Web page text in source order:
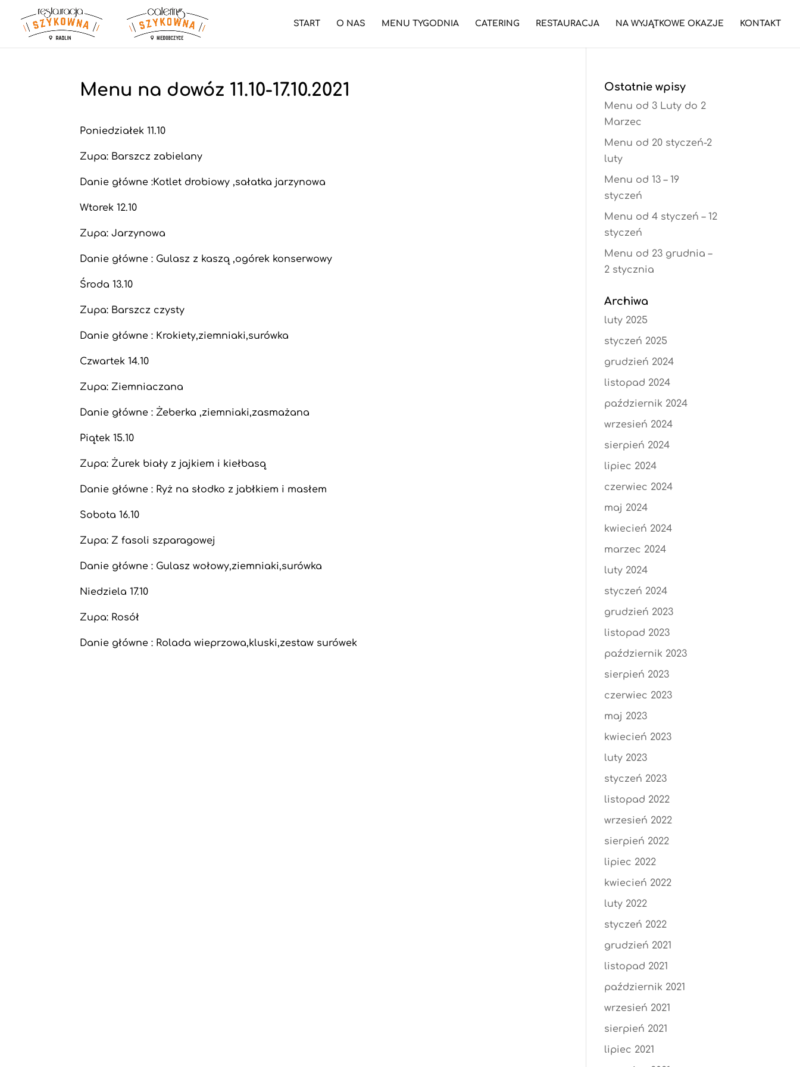
START O NAS MENU TYGODNIA CATERING RESTAURACJA NA WYJĄTKOWE OKAZJE KONTAKT
Menu na dowóz 11.10-17.10.2021
Poniedziałek 11.10
Zupa: Barszcz zabielany
Danie główne :Kotlet drobiowy ,sałatka jarzynowa
Wtorek 12.10
Zupa: Jarzynowa
Danie główne : Gulasz z kaszą ,ogórek konserwowy
Środa 13.10
Zupa: Barszcz czysty
Danie główne : Krokiety,ziemniaki,surówka
Czwartek 14.10
Zupa: Ziemniaczana
Danie główne : Żeberka ,ziemniaki,zasmażana
Piątek 15.10
Zupa: Żurek biały z jajkiem i kiełbasą
Danie główne : Ryż na słodko z jabłkiem i masłem
Sobota 16.10
Zupa: Z fasoli szparagowej
Danie główne : Gulasz wołowy,ziemniaki,surówka
Niedziela 17.10
Zupa: Rosół
Danie główne : Rolada wieprzowa,kluski,zestaw surówek
Ostatnie wpisy
Menu od 3 Luty do 2
Marzec
Menu od 20 styczeń-2
luty
Menu od 13 – 19
styczeń
Menu od 4 styczeń – 12
styczeń
Menu od 23 grudnia –
2 stycznia
Archiwa
luty 2025
styczeń 2025
grudzień 2024
listopad 2024
październik 2024
wrzesień 2024
sierpień 2024
lipiec 2024
czerwiec 2024
maj 2024
kwiecień 2024
marzec 2024
luty 2024
styczeń 2024
grudzień 2023
listopad 2023
październik 2023
sierpień 2023
czerwiec 2023
maj 2023
kwiecień 2023
luty 2023
styczeń 2023
listopad 2022
wrzesień 2022
sierpień 2022
lipiec 2022
kwiecień 2022
luty 2022
styczeń 2022
grudzień 2021
listopad 2021
październik 2021
wrzesień 2021
sierpień 2021
lipiec 2021